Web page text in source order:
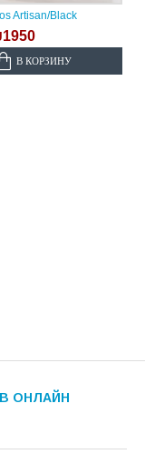
Artisan/Black
В КОРЗИНУ
ОНЛАЙН